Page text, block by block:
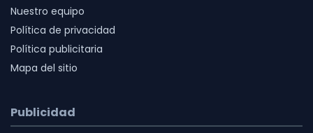
Nuestro equipo
Política de privacidad
Política publicitaria
Mapa del sitio
Publicidad